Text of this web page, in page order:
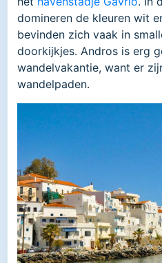
domineren de kleuren wit
bevinden zich vaak in
doorkijkjes. Andros is erg
wandelvakantie, want er
wandelpaden.